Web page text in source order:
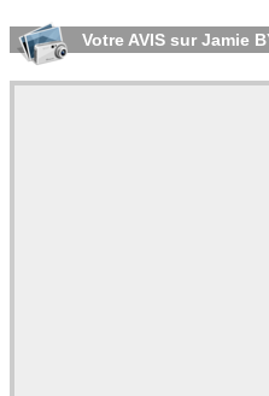
Votre AVIS sur Jamie